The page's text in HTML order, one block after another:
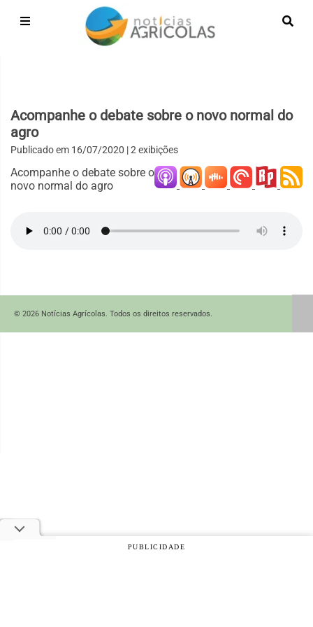
Acompanhe o debate sobre o novo normal do
agro
Publicado em 16/07/2020 | 2 exibições
Acompanhe o debate sobre o
novo normal do agro
© 2026 Notícias Agrícolas. Todos os direitos reservados.
PUBLICIDADE